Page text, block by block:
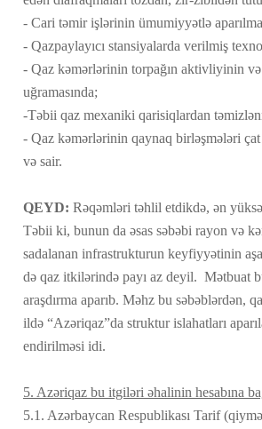
- Cari təmir işlərinin ümumiyyətlə
- Qazpaylayıcı stansiyalarda verilmiş
- Qaz kəmərlərinin torpağın aktivliyinin
uğramasında;
-Təbii qaz mexaniki qarisiqlardan
- Qaz kəmərlərinin qaynaq birləşmələri
və sair.
QEYD: Rəqəmləri təhlil etdikdə, ən
Təbii ki, bunun da əsas səbəbi rayon və
sadalanan infrastrukturun keyfiyyətinin
də qaz itkilərində payı az deyil. Mətbuat
araşdırma aparıb. Məhz bu
ildə “Azəriqaz”da struktur islahatları
endirilməsi idi.
5. Azəriqaz bu itgiləri əhalinin hesabına
5.1. Azərbaycan Respublikası Tarif